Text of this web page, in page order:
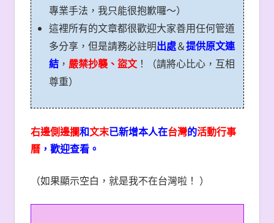
專業手法，我只能很抱歉囉～）
這裡所有的文章都很歡迎大家善用任何管道
多分享，但是請務必註明出處＆提供原文連
結 ， 嚴禁抄襲、盜文 ！（請將心比心，互相
尊重）
右邊側邊攔和文末已新增本人在台灣的活動行事
曆，歡迎查看。
（如果顯示空白，就是我不在台灣啦！ ）